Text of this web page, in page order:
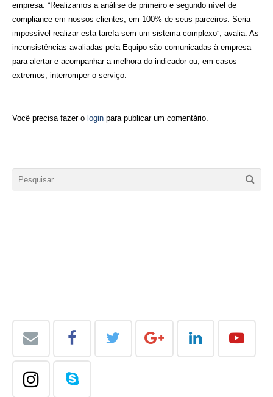
empresa. “Realizamos a análise de primeiro e segundo nível de
compliance em nossos clientes, em 100% de seus parceiros. Seria
impossível realizar esta tarefa sem um sistema complexo”, avalia. As
inconsistências avaliadas pela Equipo são comunicadas à empresa
para alertar e acompanhar a melhora do indicador ou, em casos
extremos, interromper o serviço.
Você precisa fazer o loginpara publicar um comentário.